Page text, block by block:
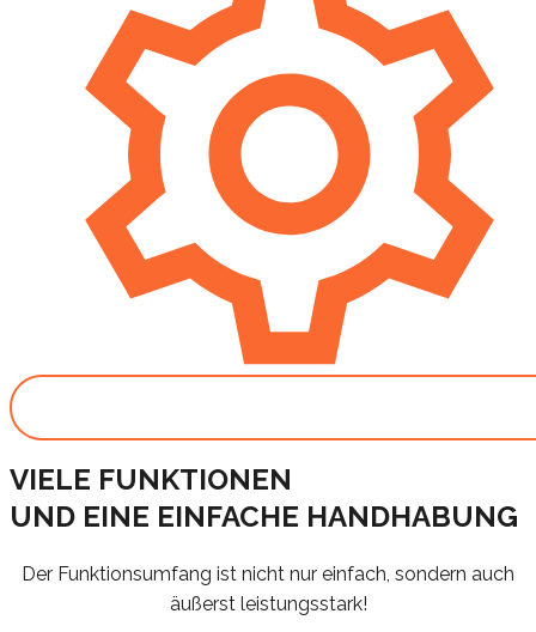
VIELE FUNKTIONEN
UND EINE EINFACHE HANDHABUNG
Der Funktionsumfang ist nicht nur einfach, sondern auch
äußerst leistungsstark!